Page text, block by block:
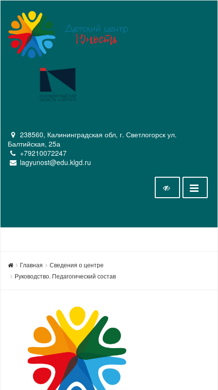
238560, Калининградская обл, г. Светлогорск ул.
Балтийская, 25а
+79210072247
lagyunost@edu.klgd.ru
Главная
Сведения о центре
Руководство. Педагогический состав